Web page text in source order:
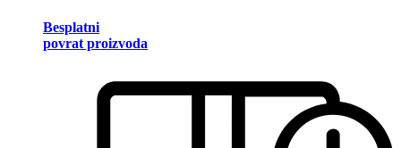
Besplatni
povrat proizvoda